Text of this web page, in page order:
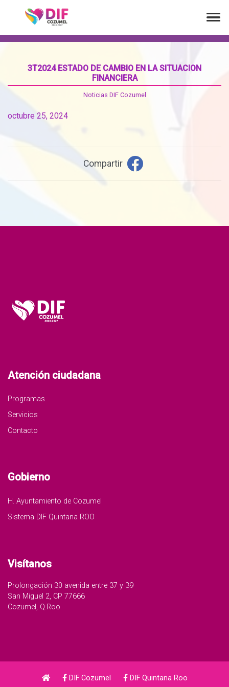
3T2024 ESTADO DE CAMBIO EN LA SITUACION
FINANCIERA
Noticias DIF Cozumel
octubre 25, 2024
Compartir
Atención ciudadana
Programas
Servicios
Contacto
Gobierno
H. Ayuntamiento de Cozumel
Sistema DIF Quintana ROO
Visítanos
Prolongación 30 avenida entre 37 y 39
San Miguel 2, CP 77666
Cozumel, Q.Roo
DIF Cozumel DIF Quintana Roo